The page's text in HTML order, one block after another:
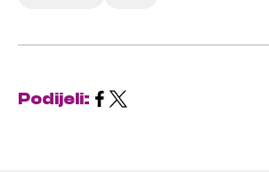
Podijeli: